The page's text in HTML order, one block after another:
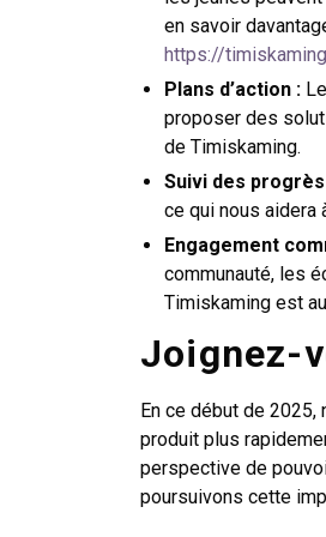
en savoir
https://
Plans d’action :
proposer des
de Timiskaming.
Suivi des
ce qui nous aidera
Engagement
communauté, les
Timiskaming est
Joignez-
En ce début de
produit plus
perspective de
poursuivons cette